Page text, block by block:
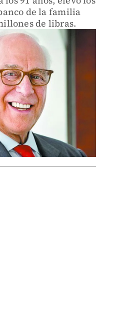
de la familia
de libras.